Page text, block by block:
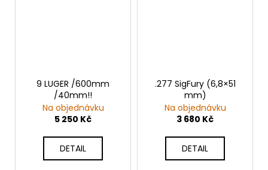
9 LUGER /600mm
/40mm!!
Na objednávku
5 250 Kč
DETAIL
.277 SigFury (6,8×51
mm)
Na objednávku
3 680 Kč
DETAIL